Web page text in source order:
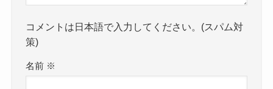
コメントは日本語で入力してください。(スパム対
策)
名前 ※